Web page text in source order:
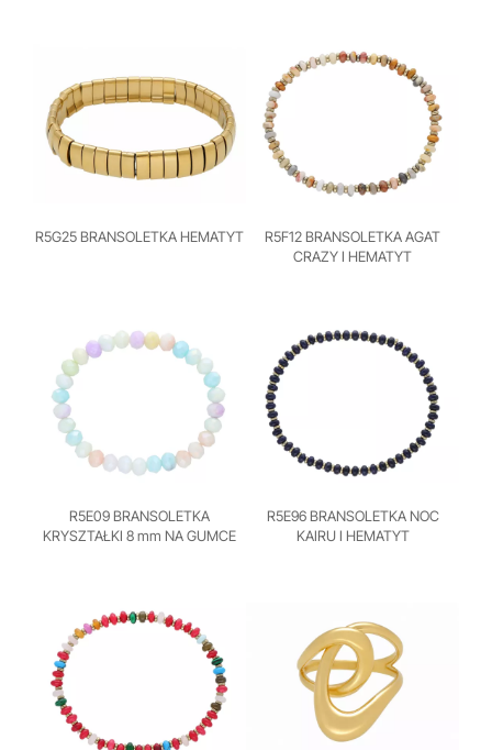
R5G25 BRANSOLETKA HEMATYT
R5F12 BRANSOLETKA AGAT
CRAZY I HEMATYT
R5E09 BRANSOLETKA
KRYSZTAŁKI 8 mm NA GUMCE
R5E96 BRANSOLETKA NOC
KAIRU I HEMATYT